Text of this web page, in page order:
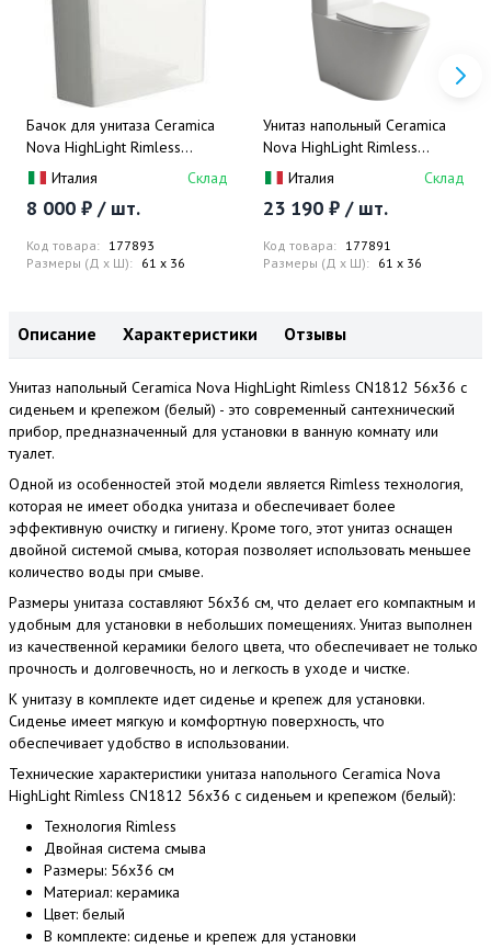
Бачок для унитаза Ceramica
Nova HighLight Rimless
CN1802-T 43.5x36 (белый)
Италия Склад
8 000 ₽ / шт.
Код товара: 177893
Размеры (Д x Ш): 61 x 36
Унитаз напольный Ceramica
Nova HighLight Rimless
CN1802 85x36 с сиденьем и
Италия Склад
23 190 ₽ / шт.
Код товара: 177891
Размеры (Д x Ш): 61 x 36
Описание Характеристики Отзывы
Унитаз напольный Ceramica Nova HighLight Rimless CN1812 56x36 с
сиденьем и крепежом (белый) - это современный сантехнический
прибор, предназначенный для установки в ванную комнату или
туалет.
Одной из особенностей этой модели является Rimless технология,
которая не имеет ободка унитаза и обеспечивает более
эффективную очистку и гигиену. Кроме того, этот унитаз оснащен
двойной системой смыва, которая позволяет использовать меньшее
количество воды при смыве.
Размеры унитаза составляют 56x36 см, что делает его компактным и
удобным для установки в небольших помещениях. Унитаз выполнен
из качественной керамики белого цвета, что обеспечивает не только
прочность и долговечность, но и легкость в уходе и чистке.
К унитазу в комплекте идет сиденье и крепеж для установки.
Сиденье имеет мягкую и комфортную поверхность, что
обеспечивает удобство в использовании.
Технические характеристики унитаза напольного Ceramica Nova
HighLight Rimless CN1812 56x36 с сиденьем и крепежом (белый):
Технология Rimless
Двойная система смыва
Размеры: 56x36 см
Материал: керамика
Цвет: белый
В комплекте: сиденье и крепеж для установки